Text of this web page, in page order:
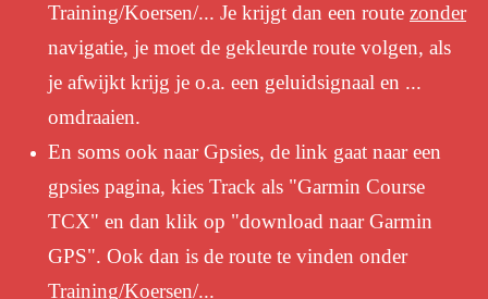
Training/Koersen/... Je krijgt dan een route zonder
navigatie, je moet de gekleurde route volgen, als
je afwijkt krijg je o.a. een geluidsignaal en ...
omdraaien.
En soms ook naar Gpsies, de link gaat naar een
gpsies pagina, kies Track als "Garmin Course
TCX" en dan klik op "download naar Garmin
GPS". Ook dan is de route te vinden onder
Training/Koersen/...